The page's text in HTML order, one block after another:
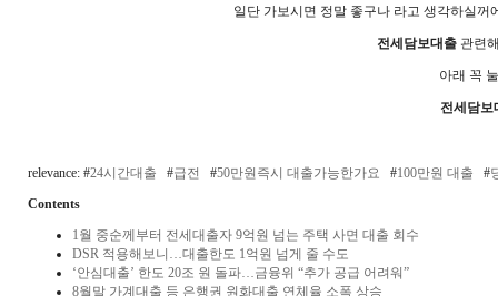
일단 가보시면 정말 좋구나 라고 생각하실
전세담보대출 관련
아래 꼭
전세담보
relevance: #24시간대출 #급전 #50만원즉시 대출가능한가요 #100만원 대출 #
Contents
1월 중순께부터 전세대출자 9억원 넘는 주택 사면 대출 회수
DSR 적용해보니…대출한도 1억원 넘게 줄 수도
‘안심대출’ 한도 20조 원 돌파…금융위 “추가 공급 어려워”
8월말 가계대출 등 은행권 원화대출 연체율 소폭 상승